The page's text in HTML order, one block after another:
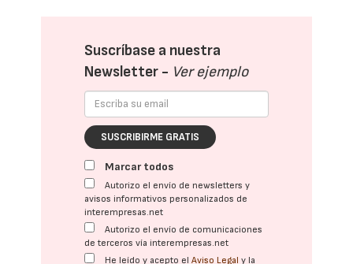
Suscríbase a nuestra
Newsletter - Ver ejemplo
SUSCRIBIRME GRATIS
Marcar todos
Autorizo el envío de newsletters y
avisos informativos personalizados de
interempresas.net
Autorizo el envío de comunicaciones
de terceros vía interempresas.net
He leído y acepto elAviso Legal y la